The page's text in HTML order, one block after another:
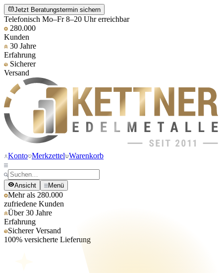
Jetzt Beratungstermin sichern
Telefonisch Mo–Fr 8–20 Uhr erreichbar
280.000
Kunden
30 Jahre
Erfahrung
Sicherer
Versand
Konto Merkzettel Warenkorb
Ansicht Menü
Mehr als 280.000
zufriedene Kunden
Über 30 Jahre
Erfahrung
Sicherer Versand
100% versicherte Lieferung